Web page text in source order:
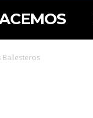
Ballesteros